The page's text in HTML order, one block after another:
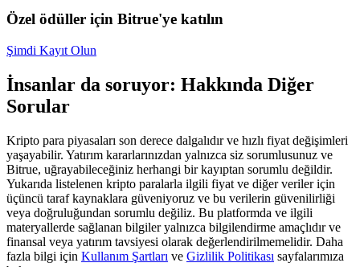
Kopya Ticaret
En iyi traderlarla güçlerinizi birleştirin
Özel ödüller için Bitrue'ye katılın
Şimdi Kayıt Olun
İnsanlar da soruyor: Hakkında Diğer
Sorular
Kripto para piyasaları son derece dalgalıdır ve hızlı fiyat değişimleri
yaşayabilir. Yatırım kararlarınızdan yalnızca siz sorumlusunuz ve
Bitrue, uğrayabileceğiniz herhangi bir kayıptan sorumlu değildir.
Yukarıda listelenen kripto paralarla ilgili fiyat ve diğer veriler için
üçüncü taraf kaynaklara güveniyoruz ve bu verilerin güvenilirliği
veya doğruluğundan sorumlu değiliz. Bu platformda ve ilgili
materyallerde sağlanan bilgiler yalnızca bilgilendirme amaçlıdır ve
finansal veya yatırım tavsiyesi olarak değerlendirilmemelidir. Daha
fazla bilgi için Kullanım Şartları ve Gizlilik Politikası sayfalarımıza